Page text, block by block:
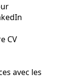
CV
avec les